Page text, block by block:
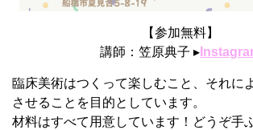
【参加無料】
講師：笠原典子 ▸
臨床美術はつくって楽しむこと、 それに
させることを目的としています。
材料はすべて用意しています！ どうぞ手